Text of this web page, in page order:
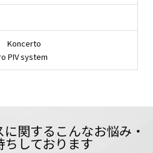
Koncerto
PIV system
関するこんなお悩み・
ちしております